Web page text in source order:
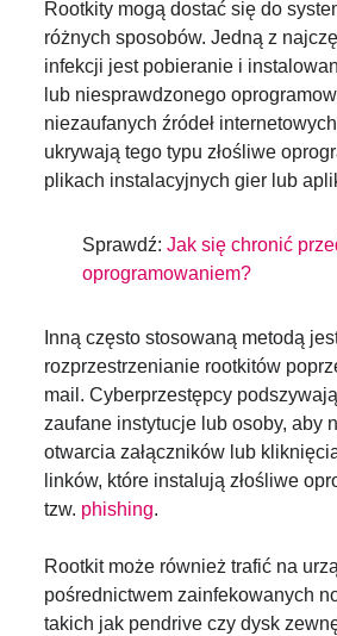
Rootkity mogą dostać się do
różnych sposobów. Jedną z
infekcji jest pobieranie i
lub niesprawdzonego
niezaufanych źródeł
ukrywają tego typu złośliwe
plikach instalacyjnych gier lub
Sprawdź:Jak się chronić
oprogramowaniem?
Inną często stosowaną metodą
rozprzestrzenianie rootkitów
mail. Cyberprzestępcy
zaufane instytucje lub osoby, aby
otwarcia załączników lub
linków, które instalują złośliwe
tzw. phishing.
Rootkit może również trafić na
pośrednictwem zainfekowanych
takich jak pendrive czy dysk